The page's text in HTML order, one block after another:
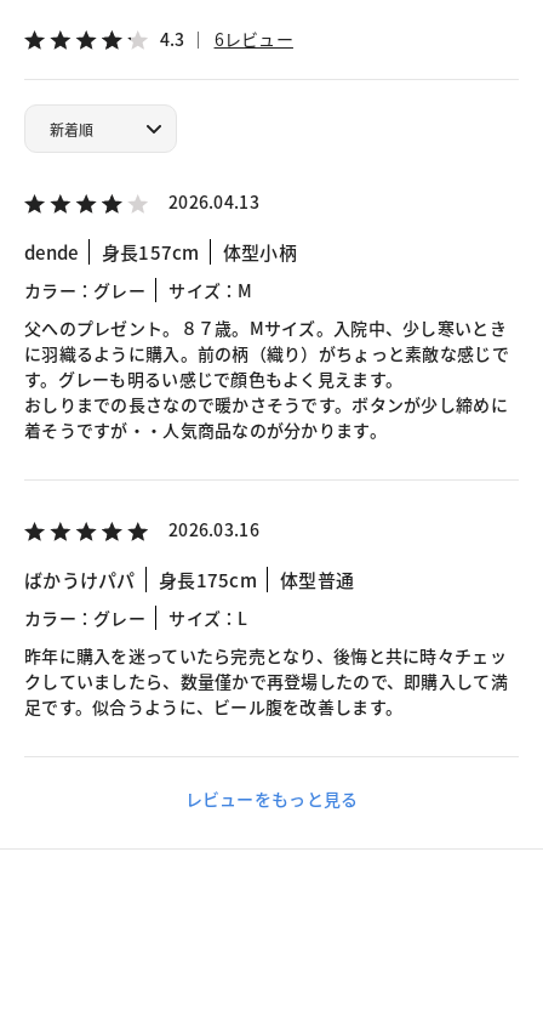
4.3 6レビュー
2026.04.13
dende 身長157cm 体型小柄
カラー：グレー
サイズ：M
父へのプレゼント。８７歳。Mサイズ。入院中、少し寒いとき
に羽織るように購入。前の柄（織り）がちょっと素敵な感じで
す。グレーも明るい感じで顔色もよく見えます。
おしりまでの長さなので暖かさそうです。ボタンが少し締めに
着そうですが・・人気商品なのが分かります。
2026.03.16
ばかうけパパ 身長175cm 体型普通
カラー：グレー
サイズ：L
昨年に購入を迷っていたら完売となり、後悔と共に時々チェッ
クしていましたら、数量僅かで再登場したので、即購入して満
足です。似合うように、ビール腹を改善します。
レビューをもっと見る